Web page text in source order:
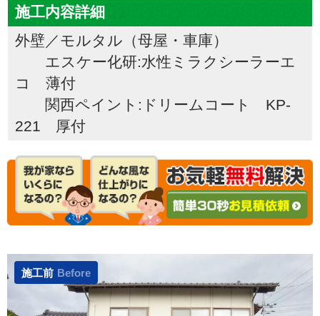
施工内容詳細
外壁／モルタル（母屋・車庫）
エスケー化研:水性ミラクシーラーエ
コ 薄付
関西ペイント:ドリームコート KP-
221 厚付
施工前 Before